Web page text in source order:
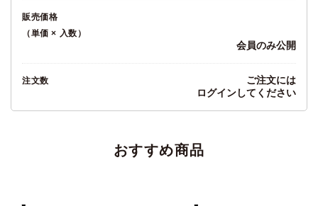
販売価格
（単価 × 入数）
会員のみ公開
注文数
ご注文には
ログインしてください
おすすめ商品